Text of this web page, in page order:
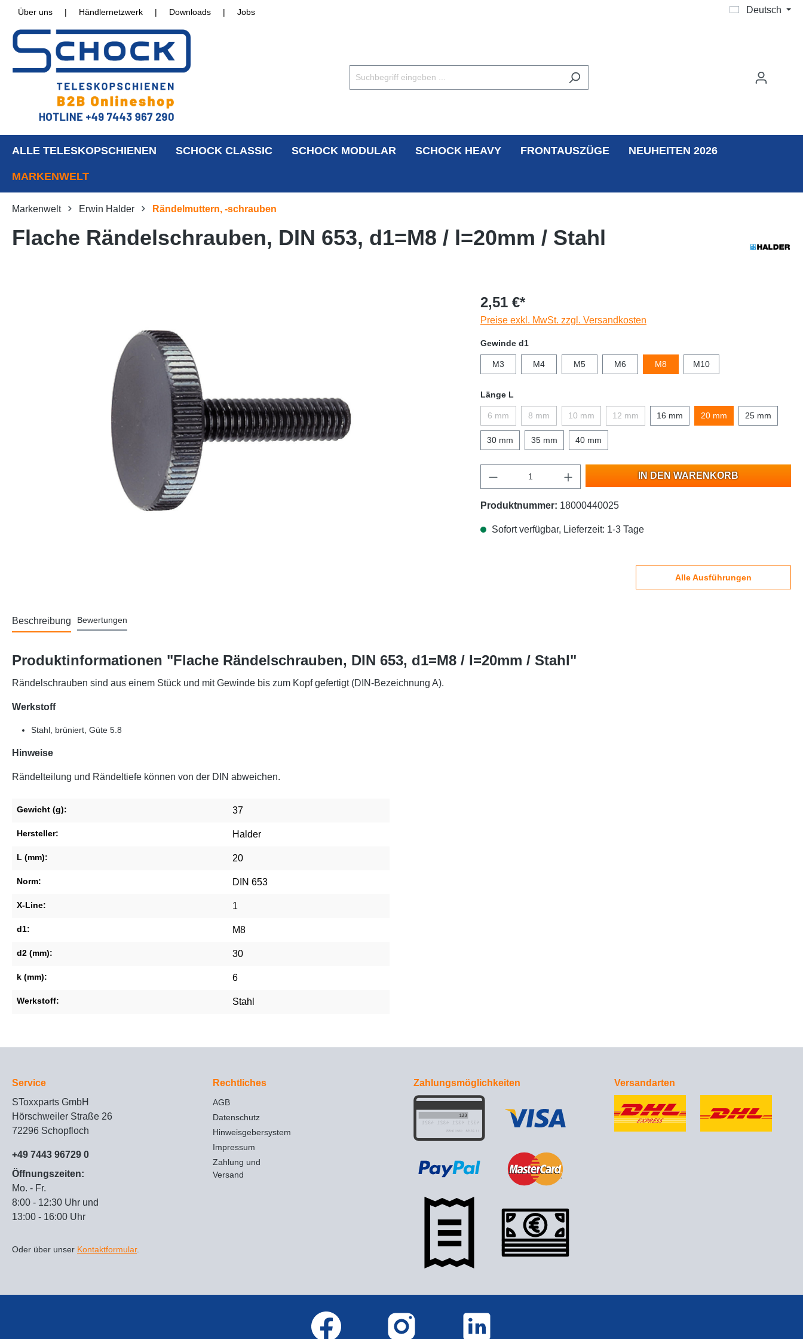
Über uns | Händlernetzwerk | Downloads | Jobs Deutsch
ALLE TELESKOPSCHIENEN SCHOCK CLASSIC SCHOCK MODULAR SCHOCK HEAVY FRONTAUSZÜGE NEUHEITEN 2026
MARKENWELT
Markenwelt Erwin Halder Rändelmuttern, -schrauben
Flache Rändelschrauben, DIN 653, d1=M8 / l=20mm / Stahl
2,51 €*
Preise exkl. MwSt. zzgl. Versandkosten
Gewinde d1
M3 M4 M5 M6 M8 M10
Länge L
6 mm 8 mm 10 mm 12 mm 16 mm 20 mm 25 mm
30 mm 35 mm 40 mm
IN DEN WARENKORB
Produktnummer: 18000440025
Sofort verfügbar, Lieferzeit: 1-3 Tage
Alle Ausführungen
Beschreibung Bewertungen
Produktinformationen "Flache Rändelschrauben, DIN 653, d1=M8 / l=20mm / Stahl"
Rändelschrauben sind aus einem Stück und mit Gewinde bis zum Kopf gefertigt (DIN-Bezeichnung A).
Werkstoff
Stahl, brüniert, Güte 5.8
Hinweise
Rändelteilung und Rändeltiefe können von der DIN abweichen.
Gewicht (g): 37
Hersteller: Halder
L (mm): 20
Norm: DIN 653
X-Line: 1
d1: M8
d2 (mm): 30
k (mm): 6
Werkstoff: Stahl
Service
SToxxparts GmbH
Hörschweiler Straße 26
72296 Schopfloch
+49 7443 96729 0
Öffnungszeiten:
Mo. - Fr.
8:00 - 12:30 Uhr und
13:00 - 16:00 Uhr
Oder über unser Kontaktformular.
Rechtliches
AGB
Datenschutz
Hinweisgebersystem
Impressum
Zahlung und
Versand
Zahlungsmöglichkeiten Versandarten